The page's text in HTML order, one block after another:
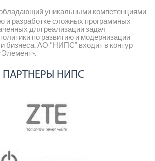
обладающий уникальными компетенциями
и разработке сложных программных
для реализации задач
по развитию и модернизации
бизнеса. АО “НИПС” входит в контур
ПАРТНЕРЫ НИПС